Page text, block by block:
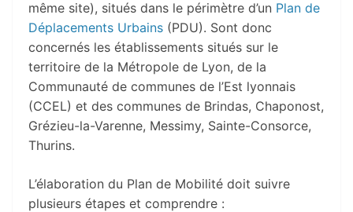
même site), situés dans le périmètre d’un Plan de
Déplacements Urbains (PDU). Sont donc
concernés les établissements situés sur le
territoire de la Métropole de Lyon, de la
Communauté de communes de l’Est lyonnais
(CCEL) et des communes de Brindas, Chaponost,
Grézieu-la-Varenne, Messimy, Sainte-Consorce,
Thurins.
L’élaboration du Plan de Mobilité doit suivre
plusieurs étapes et comprendre :